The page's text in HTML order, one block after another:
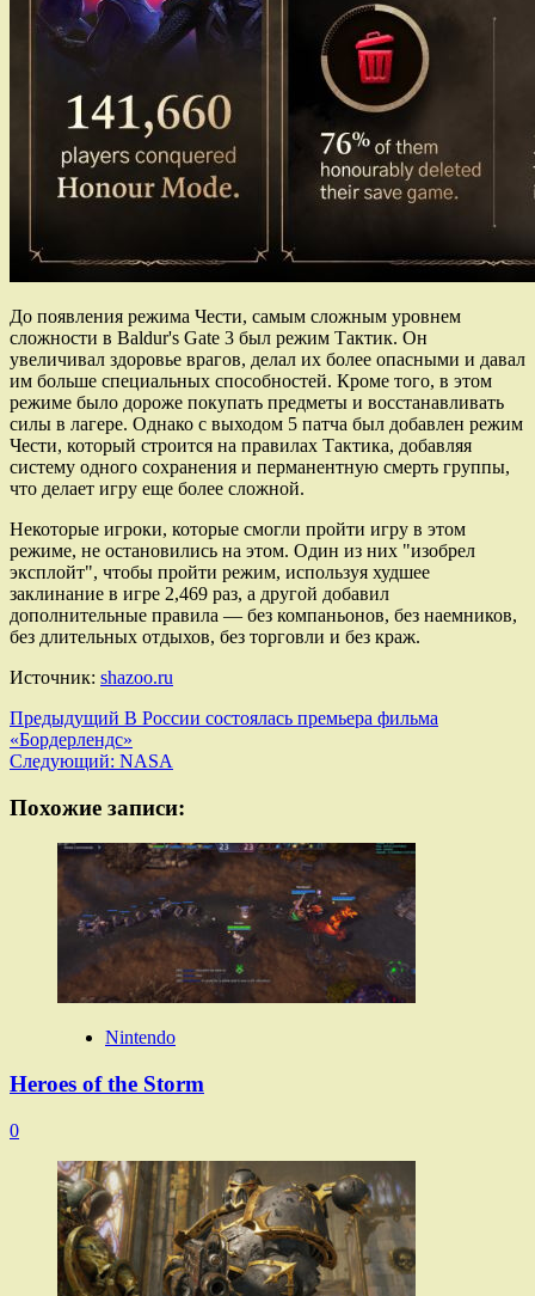
До появления режима Чести, самым сложным уровнем
сложности в Baldur's Gate 3 был режим Тактик. Он
увеличивал здоровье врагов, делал их более опасными и давал
им больше специальных способностей. Кроме того, в этом
режиме было дороже покупать предметы и восстанавливать
силы в лагере. Однако с выходом 5 патча был добавлен режим
Чести, который строится на правилах Тактика, добавляя
систему одного сохранения и перманентную смерть группы,
что делает игру еще более сложной.
Некоторые игроки, которые смогли пройти игру в этом
режиме, не остановились на этом. Один из них "изобрел
эксплойт", чтобы пройти режим, используя худшее
заклинание в игре 2,469 раз, а другой добавил
дополнительные правила — без компаньонов, без наемников,
без длительных отдыхов, без торговли и без краж.
Источник: shazoo.ru
Навигация
записи
Предыдущий В России состоялась премьера фильма
«Бордерлендс»
Следующий: NASA
Похожие записи:
Nintendo
Heroes of the Storm
0